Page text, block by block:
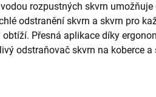
rozpustných skvrn
odstranění skvrn a skvrn pro
Přesná aplikace díky
odstraňovač skvrn na koberce a